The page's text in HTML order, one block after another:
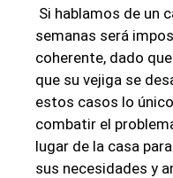
Si hablamos de un
semanas será
coherente, dado
que su vejiga se
estos casos lo
combatir el
lugar de la casa
sus necesidades y